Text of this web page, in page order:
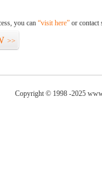
you can “visit here” or contact
>>
Copyright © 1998 -2025